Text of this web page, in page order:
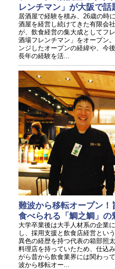
レンチマン」が大阪で話
居酒屋で経験を積み、26歳の時
酒屋を経営し続けてきた有限会
が、飲食経営の集大成としてフ
酒場フレンチマン」をオープン
ンジしたオープンの経緯や、今
長年の経験を活...
難波から移転オープン！
食べられる「鯛之鯛」の
大学卒業後は大手人材系の企業
し、採用支援と飲食店経営とい
異色の経歴を持つ代表の箱部照
料理店を持っていたため、仕込
がら昔から飲食業界には関わっ
波から移転オー...